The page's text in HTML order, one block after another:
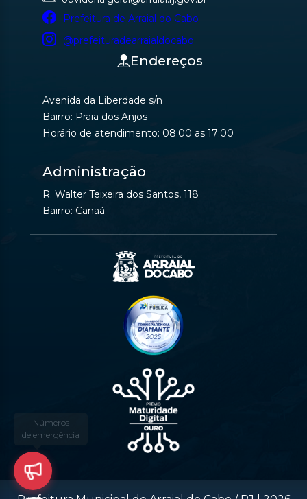
Prefeitura de Arraial do Cabo
@prefeituradearraialdocabo
Endereços
Avenida da Liberdade s/n
Bairro: Praia dos Anjos
Horário de atendimento: 08:00 as 17:00
Administração
R. Walter Teixeira dos Santos, 118
Bairro: Canaã